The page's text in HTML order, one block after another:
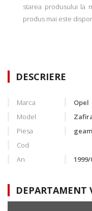
starea produsului la
produs mai este
DESCRIERE
Marca
Opel
Model
Piesa
Cod
An
1999/
DEPARTAMENT